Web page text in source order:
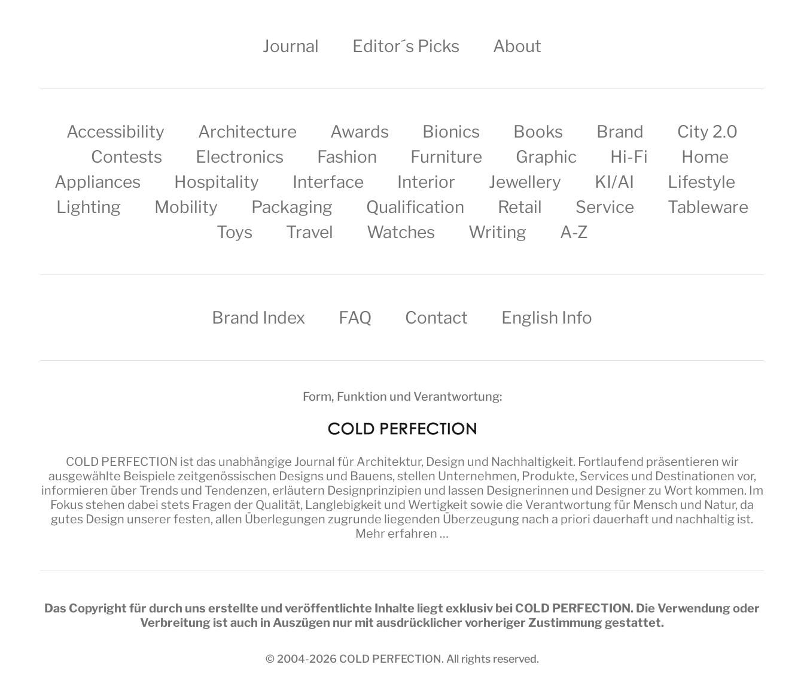
Journal Editor´s Picks About
Accessibility Architecture Awards Bionics Books Brand
City 2.0
Contests
Electronics Fashion Furniture Graphic Hi-Fi
Home
Appliances
Hospitality Interface Interior Jewellery KI/AI
Lifestyle
Lighting
Mobility Packaging Qualification Retail Service
Tableware
Toys
Travel Watches Writing A-Z
Brand Index FAQ Contact English Info
Form, Funktion und Verantwortung:
COLD PERFECTION ist das unabhängige Journal für Architektur, Design und Nachhaltigkeit. Fortlaufend präsentieren wir
ausgewählte Beispiele zeitgenössischen Designs und Bauens, stellen Unternehmen, Produkte, Services und Destinationen vor,
informieren über Trends und Tendenzen, erläutern Designprinzipien und lassen Designerinnen und Designer zu Wort kommen. Im
Fokus stehen dabei stets Fragen der Qualität, Langlebigkeit und Wertigkeit sowie die Verantwortung für Mensch und Natur, da
gutes Design unserer festen, allen Überlegungen zugrunde liegenden Überzeugung nach a priori dauerhaft und nachhaltig ist.
Mehr erfahren …
Das Copyright für durch uns erstellte und veröffentlichte Inhalte liegt exklusiv bei COLD PERFECTION. Die Verwendung oder
Verbreitung ist auch in Auszügen nur mit ausdrücklicher vorheriger Zustimmung gestattet.
© 2004-2026 COLD PERFECTION. All rights reserved.